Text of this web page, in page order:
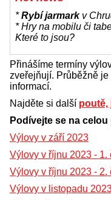
*Rybí jarmarkv
* Hry na mobilu či
Které to jsou?
Přinášíme termíny
zveřejňují. Průběžně
informací.
Najděte si další poutě,
Podívejte se na
Výlovy v září 2023
Výlovy v říjnu 2023 - 1.
Výlovy v říjnu 2023 - 2.
Výlovy v listopadu